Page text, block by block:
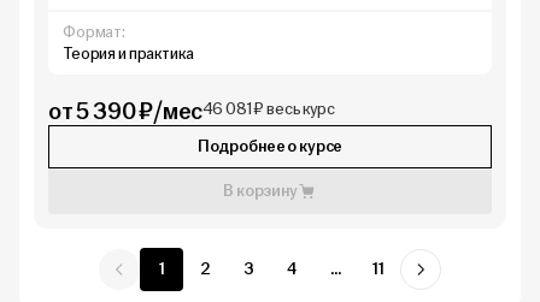
Формат:
Теория и практика
от 5 390 ₽/мес46 081 ₽ весь курс
Подробнее о курсе
В корзину
1 2 3 4 ... 11